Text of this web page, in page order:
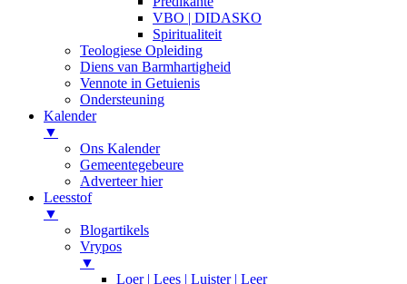
VBO | DIDASKO
Spiritualiteit
Teologiese Opleiding
Diens van Barmhartigheid
Vennote in Getuienis
Ondersteuning
Kalender
▼
Ons Kalender
Gemeentegebeure
Adverteer hier
Leesstof
▼
Blogartikels
Vrypos
▼
Loer | Lees | Luister | Leer